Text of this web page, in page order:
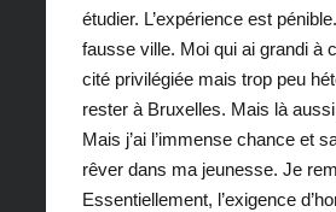
étudier. L’expérience est
fausse ville. Moi qui ai grandi à
cité privilégiée mais trop peu
rester à Bruxelles. Mais là
Mais j’ai l’immense chance et
rêver dans ma jeunesse. Je
Essentiellement, l’exigence